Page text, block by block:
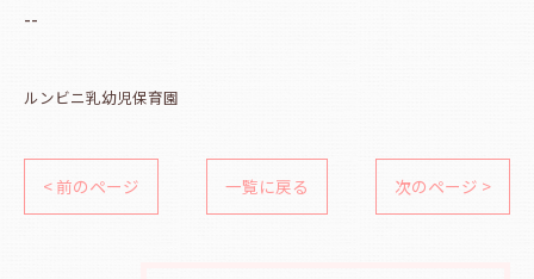
--
ルンビニ乳幼児保育園
< 前のページ 一覧に戻る 次のページ >